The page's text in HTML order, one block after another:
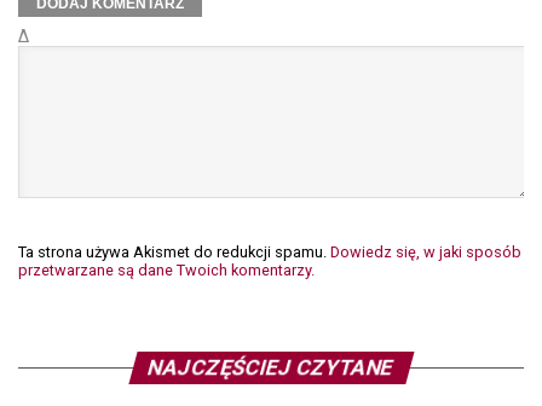
Δ
Ta strona używa Akismet do redukcji spamu. Dowiedz się, w jaki sposób
przetwarzane są dane Twoich komentarzy.
NAJCZĘŚCIEJ CZYTANE